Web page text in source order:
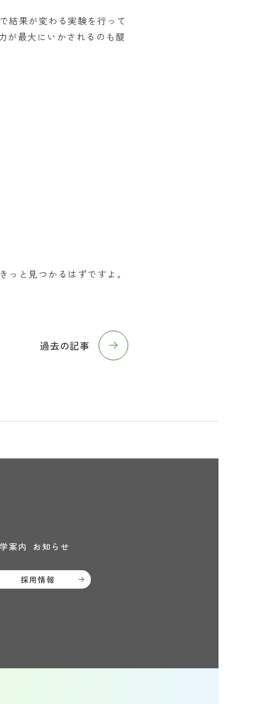
結果が変わる実験を行って
が最大にいかされるのも醍
と見つかるはずですよ。
過去の記事
案内
お知らせ
採用情報